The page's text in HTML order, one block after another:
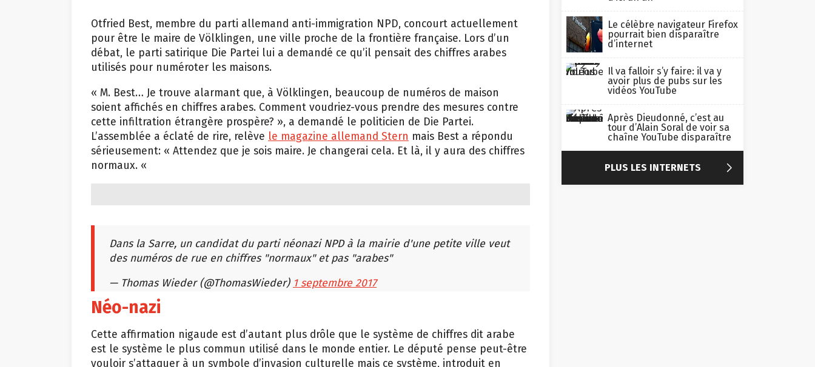
Otfried Best, membre du parti allemand anti-immigration NPD, concourt actuellement
pour être le maire de Völklingen, une ville proche de la frontière française. Lors d’un
débat, le parti satirique Die Partei lui a demandé ce qu’il pensait des chiffres arabes
utilisés pour numéroter les maisons.
« M. Best… Je trouve alarmant que, à Völklingen, beaucoup de numéros de maison
soient affichés en chiffres arabes. Comment voudriez-vous prendre des mesures contre
cette infiltration étrangère prospère? », a demandé le politicien de Die Partei.
L’assemblée a éclaté de rire, relève le magazine allemand Stern mais Best a répondu
sérieusement: « Attendez que je sois maire. Je changerai cela. Et là, il y aura des chiffres
normaux. «
Dans la Sarre, un candidat du parti néonazi NPD à la mairie d'une petite ville veut
des numéros de rue en chiffres "normaux" et pas "arabes"
— Thomas Wieder (@ThomasWieder) 1 septembre 2017
Néo-nazi
Cette affirmation nigaude est d’autant plus drôle que le système de chiffres dit arabe
est le système le plus commun utilisé dans le monde entier. Le député pense peut-être
vouloir s’attaquer à un symbole d’invasion culturelle mais ce système, introduit en
Le célèbre navigateur Firefox
pourrait bien disparaître
d’internet
Il va falloir s’y faire: il va y
avoir plus de pubs sur les
vidéos YouTube
Après Dieudonné, c’est au
tour d’Alain Soral de voir sa
chaîne YouTube disparaître
PLUS LES INTERNETS 